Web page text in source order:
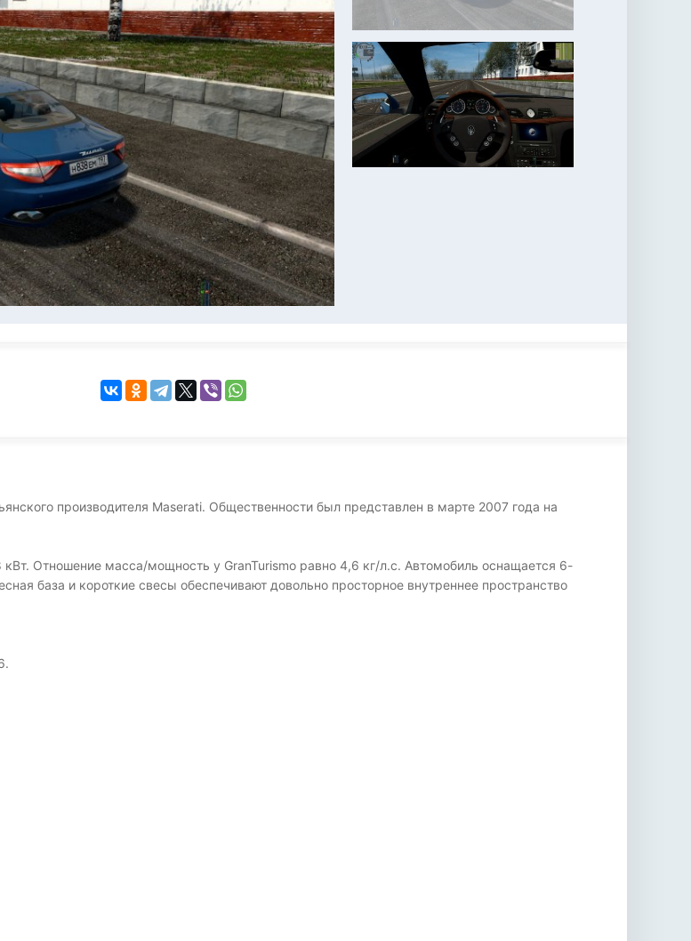
KINGDOM COME:
DELIVERANCE
бродилка
KENSHI
экшн
производителя Maserati. Общественности был представлен в марте 2007 года на
Отношение масса/мощность у GranTurismo равно 4,6 кг/л.с. Автомобиль оснащается 6-
база и короткие свесы обеспечивают довольно просторное внутреннее пространство